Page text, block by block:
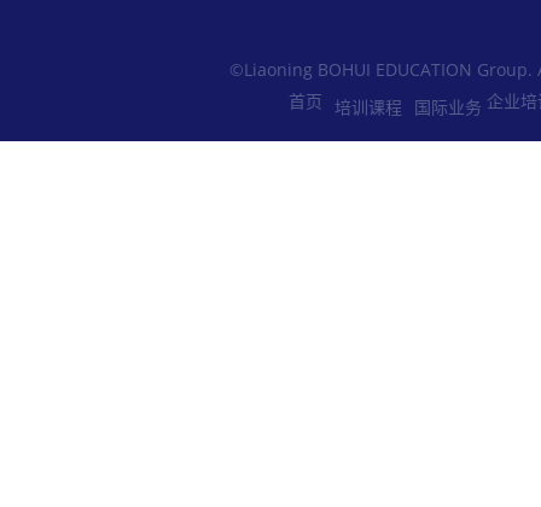
©Liaoning BOHUI EDUCATION
首页 培训课程 国际业务 企业